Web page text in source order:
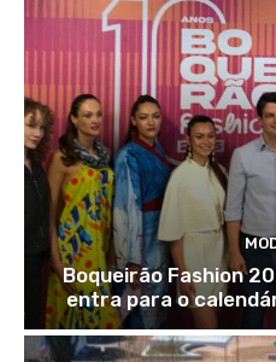
Boqueirão Fashion
entra para o